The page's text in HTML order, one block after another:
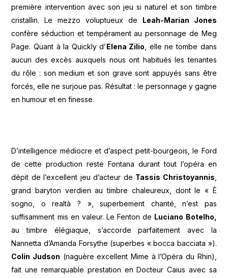
première intervention avec son jeu si naturel et son timbre
cristallin. Le mezzo voluptueux de
Leah-Marian Jones
confère séduction et tempérament au personnage de Meg
Page. Quant à la Quickly d’ Elena Zilio, elle ne tombe dans
aucun des excès auxquels nous ont habitués les tenantes
du rôle : son medium et son grave sont appuyés sans être
forcés, elle ne surjoue pas. Résultat : le personnage y gagne
en humour et en finesse.
D’intelligence médiocre et d’aspect petit-bourgeois, le Ford
de cette production reste Fontana durant tout l’opéra en
dépit de l’excellent jeu d’acteur de Tassis Christoyannis,
grand baryton verdien au timbre chaleureux, dont le « È
sogno, o realtà ? », superbement chanté, n’est pas
suffisamment mis en valeur. Le Fenton de Luciano Botelho,
au timbre élégiaque, s’accorde parfaitement avec la
Nannetta d’Amanda Forsythe (superbes « bocca bacciata »).
Colin Judson (naguère excellent Mime à l’Opéra du Rhin),
fait une remarquable prestation en Docteur Caius avec sa